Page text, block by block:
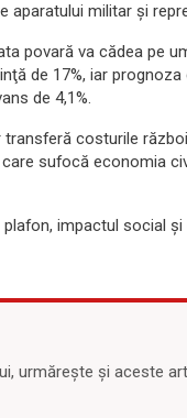
aparatului militar şi
povară va cădea pe
de 17%, iar
de 4,1%.
costurile
sufocă economia
impactul social
urmărește și aceste